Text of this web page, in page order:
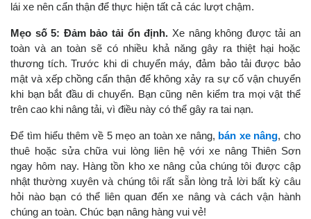
lái xe nên cẩn thận để thực hiện tất cả các lượt chậm.
Mẹo số 5: Đảm bảo tải ổn định. Xe nâng không được tải an
toàn và an toàn sẽ có nhiều khả năng gây ra thiệt hại hoặc
thương tích. Trước khi di chuyển máy, đảm bảo tải được bảo
mật và xếp chồng cẩn thận để không xảy ra sự cố vận chuyển
khi bạn bắt đầu di chuyển. Bạn cũng nên kiểm tra mọi vật thể
trên cao khi nâng tải, vì điều này có thể gây ra tai nạn.
Để tìm hiểu thêm về 5 mẹo an toàn xe nâng, bán xe nâng, cho
thuê hoặc sửa chữa vui lòng liên hệ với xe nâng Thiên Sơn
ngay hôm nay. Hàng tồn kho xe nâng của chúng tôi được cập
nhật thường xuyên và chúng tôi rất sẵn lòng trả lời bất kỳ câu
hỏi nào bạn có thể liên quan đến xe nâng và cách vận hành
chúng an toàn. Chúc bạn nâng hàng vui vẻ!